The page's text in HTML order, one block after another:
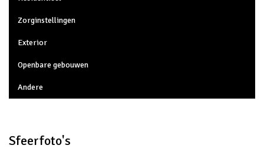
Zorginstellingen
Exterior
Openbare gebouwen
Andere
Sfeerfoto's